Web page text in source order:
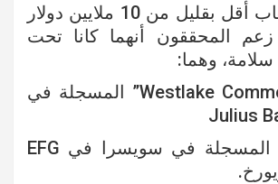
بينما أكدوا ذهاب أقل بقليل من 10 ملايين دولار
​​المحققون أنهما كانا تحت
وهما:
“Westlake Commercial Inc” المسجلة في
“SI 2 SA” المسجلة في سويسرا في EFG